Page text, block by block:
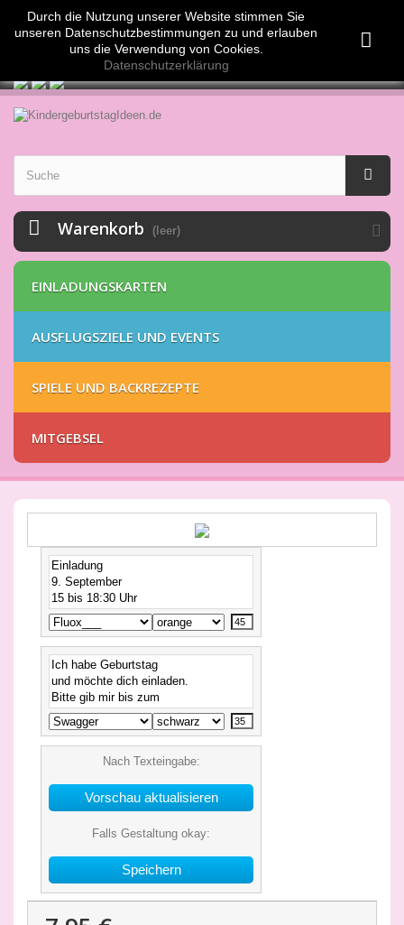
Währung : EUR
Euro (EUR)
Swiss Franc (CHF)
Warenkorb (leer)
EINLADUNGSKARTEN
AUSFLUGSZIELE UND EVENTS
SPIELE UND BACKREZEPTE
MITGEBSEL
Nach Texteingabe:
Falls Gestaltung okay:
Speichern
Durch die Nutzung unserer Website stimmen Sie
unseren Datenschutzbestimmungen zu und erlauben
uns die Verwendung von Cookies.
Datenschutzerklärung